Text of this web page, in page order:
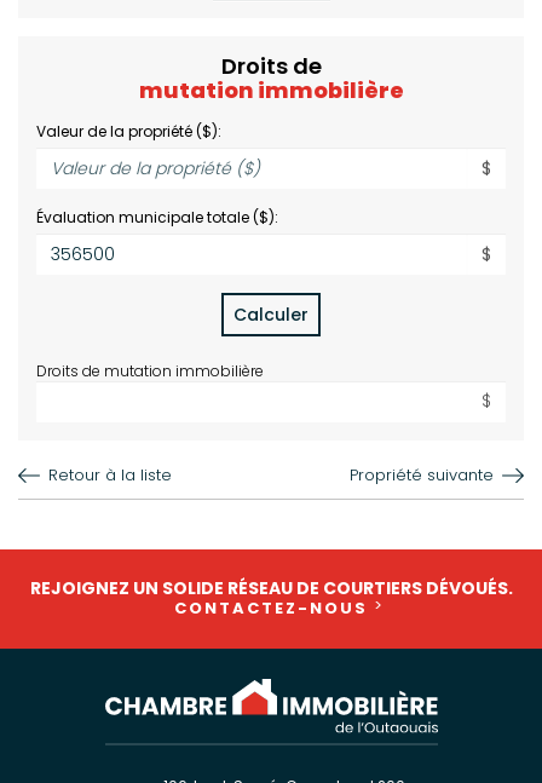
Droits de
mutation immobilière
Valeur de la propriété ($):
$
Évaluation municipale totale ($):
$
Calculer
Droits de mutation immobilière
$
Retour à la liste Propriété suivante
REJOIGNEZ UN SOLIDE RÉSEAU DE COURTIERS DÉVOUÉS.
CONTACTEZ-NOUS